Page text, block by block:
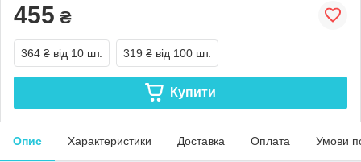
455 ₴
364 ₴ від 10 шт. 319 ₴ від 100 шт.
Купити
Опис Характеристики Доставка Оплата Умови